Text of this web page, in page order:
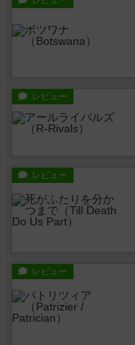
レビュー
レビュー
レビュー